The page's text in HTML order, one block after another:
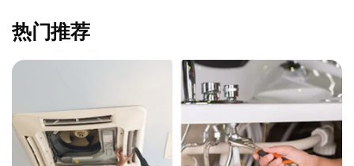
热门推荐